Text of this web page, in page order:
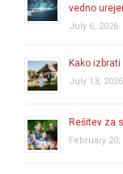
vedno
July 6, 2026
Kako
July 13, 2026
Rešitev za
February 20,